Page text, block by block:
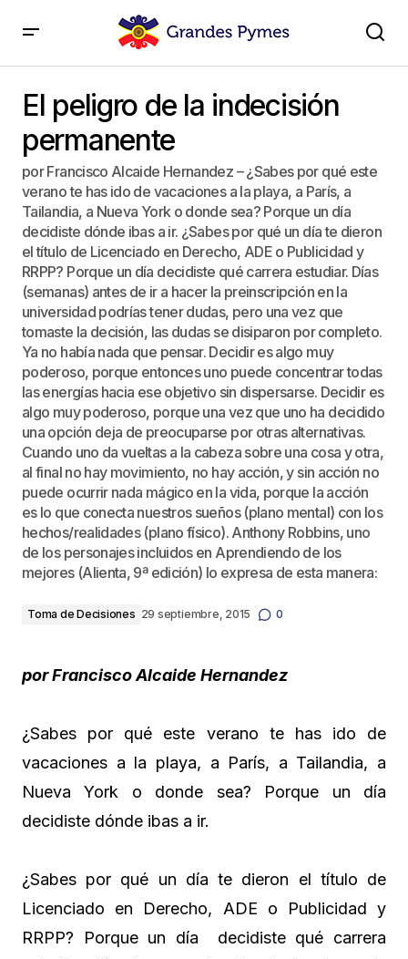
El peligro de la indecisión
permanente
por Francisco Alcaide Hernandez – ¿Sabes por qué este
verano te has ido de vacaciones a la playa, a París, a
Tailandia, a Nueva York o donde sea? Porque un día
decidiste dónde ibas a ir. ¿Sabes por qué un día te dieron
el título de Licenciado en Derecho, ADE o Publicidad y
RRPP? Porque un día decidiste qué carrera estudiar. Días
(semanas) antes de ir a hacer la preinscripción en la
universidad podrías tener dudas, pero una vez que
tomaste la decisión, las dudas se disiparon por completo.
Ya no había nada que pensar. Decidir es algo muy
poderoso, porque entonces uno puede concentrar todas
las energías hacia ese objetivo sin dispersarse. Decidir es
algo muy poderoso, porque una vez que uno ha decidido
una opción deja de preocuparse por otras alternativas.
Cuando uno da vueltas a la cabeza sobre una cosa y otra,
al final no hay movimiento, no hay acción, y sin acción no
puede ocurrir nada mágico en la vida, porque la acción
es lo que conecta nuestros sueños (plano mental) con los
hechos/realidades (plano físico). Anthony Robbins, uno
de los personajes incluidos en Aprendiendo de los
mejores (Alienta, 9ª edición) lo expresa de esta manera:
Toma de Decisiones 29 septiembre, 2015 0
por Francisco Alcaide Hernandez
¿Sabes por qué este verano te has ido de
vacaciones a la playa, a París, a Tailandia, a
Nueva York o donde sea? Porque un día
decidiste dónde ibas a ir.
¿Sabes por qué un día te dieron el título de
Licenciado en Derecho, ADE o Publicidad y
RRPP? Porque un día decidiste qué carrera